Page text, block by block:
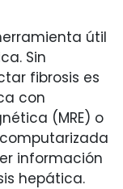
útil
Sin
fibrosis es
con
(MRE) o
información
hepática.